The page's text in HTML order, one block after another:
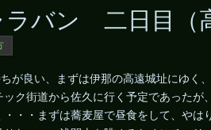
バン 二日目（
が良い、まずは伊那の高遠城址にゆく
ク街道から佐久に行く予定であった
・・まずは蕎麦屋で昼食をして、や